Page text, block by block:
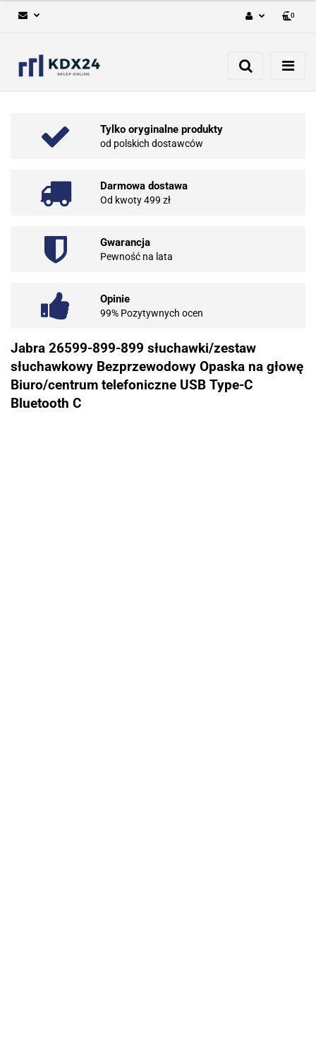
Zarejestruj się
0
Tylko oryginalne produkty
od polskich dostawców
Darmowa dostawa
Od kwoty 499 zł
Gwarancja
Pewność na lata
Opinie
99% Pozytywnych ocen
Jabra 26599-899-899 słuchawki/zestaw
słuchawkowy Bezprzewodowy Opaska na głowę
Biuro/centrum telefoniczne USB Type-C
Bluetooth C